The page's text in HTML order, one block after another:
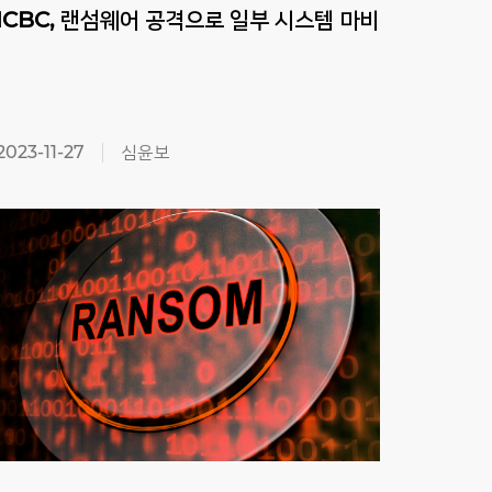
랜섬웨어 공격으로 일부 시스템 마비
11-27 심윤보